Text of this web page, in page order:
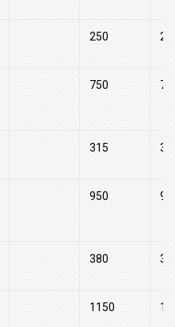
250
750
315
950
380
1150